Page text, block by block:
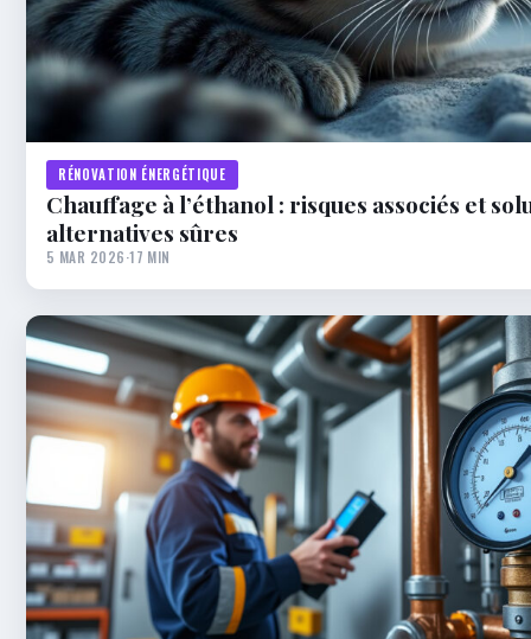
RÉNOVATION ÉNERGÉTIQUE
Chauffage à l’éthanol : risques associés et
alternatives sûres
5 MAR 2026·17 MIN